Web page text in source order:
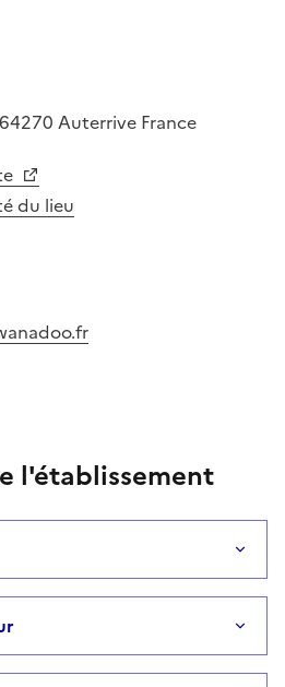
64270 Auterrive France
du lieu
l'établissement